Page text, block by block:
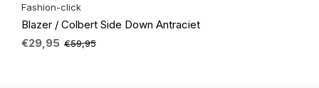
Fashion-click
Blazer / Colbert Side Down Antraciet
€29,95 €59,95